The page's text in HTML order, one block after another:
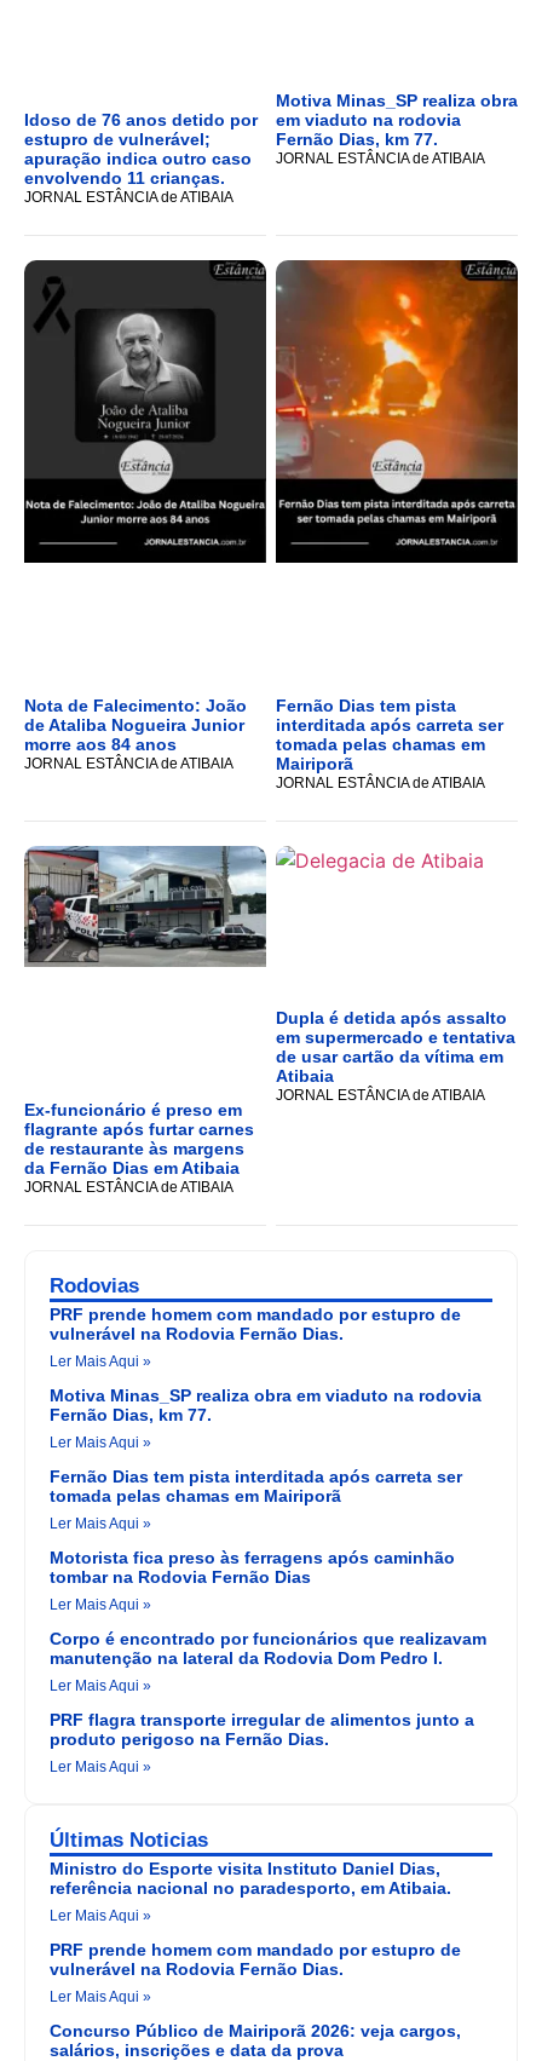
Idoso de 76 anos detido por
estupro de vulnerável;
apuração indica outro caso
envolvendo 11 crianças.
JORNAL ESTÂNCIA de ATIBAIA
Motiva Minas_SP realiza obra
em viaduto na rodovia
Fernão Dias, km 77.
JORNAL ESTÂNCIA de ATIBAIA
Nota de Falecimento: João
de Ataliba Nogueira Junior
morre aos 84 anos
JORNAL ESTÂNCIA de ATIBAIA
Fernão Dias tem pista
interditada após carreta ser
tomada pelas chamas em
Mairiporã
JORNAL ESTÂNCIA de ATIBAIA
Ex-funcionário é preso em
flagrante após furtar carnes
de restaurante às margens
da Fernão Dias em Atibaia
JORNAL ESTÂNCIA de ATIBAIA
Dupla é detida após assalto
em supermercado e tentativa
de usar cartão da vítima em
Atibaia
JORNAL ESTÂNCIA de ATIBAIA
Rodovias
PRF prende homem com mandado por estupro de
vulnerável na Rodovia Fernão Dias.
Ler Mais Aqui »
Motiva Minas_SP realiza obra em viaduto na rodovia
Fernão Dias, km 77.
Ler Mais Aqui »
Fernão Dias tem pista interditada após carreta ser
tomada pelas chamas em Mairiporã
Ler Mais Aqui »
Motorista fica preso às ferragens após caminhão
tombar na Rodovia Fernão Dias
Ler Mais Aqui »
Corpo é encontrado por funcionários que realizavam
manutenção na lateral da Rodovia Dom Pedro I.
Ler Mais Aqui »
PRF flagra transporte irregular de alimentos junto a
produto perigoso na Fernão Dias.
Ler Mais Aqui »
Últimas Noticias
Ministro do Esporte visita Instituto Daniel Dias,
referência nacional no paradesporto, em Atibaia.
Ler Mais Aqui »
PRF prende homem com mandado por estupro de
vulnerável na Rodovia Fernão Dias.
Ler Mais Aqui »
Concurso Público de Mairiporã 2026: veja cargos,
salários, inscrições e data da prova